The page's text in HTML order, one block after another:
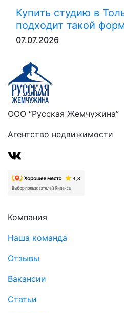
Купить студию в
подходит такой
07.07.2026
ООО “Русская Жемчужина”
Агентство недвижимости
Компания
Наша команда
Отзывы
Вакансии
Статьи